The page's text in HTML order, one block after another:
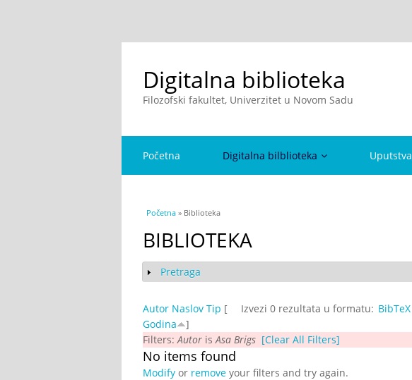
Digitalna biblioteka
Filozofski fakultet, Univerzitet u Novom Sadu
Početna Digitalna bilblioteka Uputstva
You are here
Početna » Biblioteka
BIBLIOTEKA
Show
Pretraga
Izvezi 0 rezultata u formatu: BibTeX
Autor Naslov Tip [
Godina
]
Filters: Autor is Asa Brigs [Clear All Filters]
No items found
Modify or remove your filters and try again.